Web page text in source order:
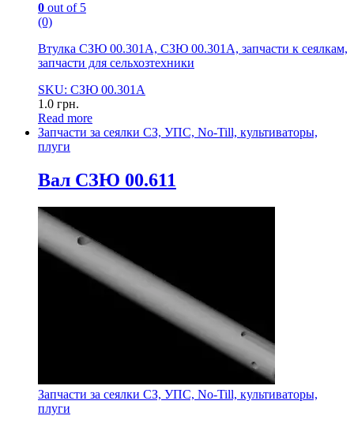
0 out of 5
(0)
Втулка СЗЮ 00.301А, СЗЮ 00.301А, запчасти к сеялкам,
запчасти для сельхозтехники
SKU: СЗЮ 00.301А
1.0 грн.
Read more
Запчасти за сеялки СЗ, УПС, No-Till, культиваторы,
плуги
Вал СЗЮ 00.611
Запчасти за сеялки СЗ, УПС, No-Till, культиваторы,
плуги